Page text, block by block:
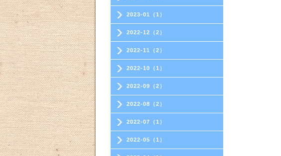
2023-01（1）
2022-12（2）
2022-11（2）
2022-10（1）
2022-09（2）
2022-08（2）
2022-07（1）
2022-05（1）